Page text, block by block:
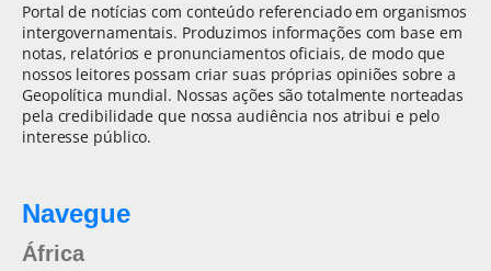
Portal de notícias com conteúdo referenciado em organismos
intergovernamentais. Produzimos informações com base em
notas, relatórios e pronunciamentos oficiais, de modo que
nossos leitores possam criar suas próprias opiniões sobre a
Geopolítica mundial. Nossas ações são totalmente norteadas
pela credibilidade que nossa audiência nos atribui e pelo
interesse público.
Navegue
África